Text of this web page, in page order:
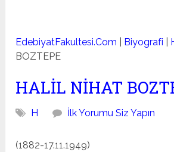
EdebiyatFakultesi.Com Biyografi
BOZTEPE
HALİL NİHAT
H İlk Yorumu Siz Yapın
(1882-17.11.1949)